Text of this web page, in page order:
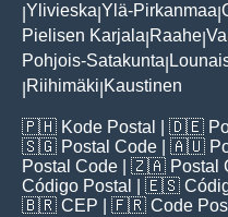
Ylivieska Ylä-Pirkanmaa
Pielisen Karjala Raahe
Pohjois-Satakunta
Riihimäki Kaustinen
🇵🇭 Kode Postal | 🇩🇪
🇸🇬 Postal Code | 🇦🇺
Postal Code | 🇿🇦 Postal
Código Postal
| 🇪🇸
🇧🇷 CEP | 🇫🇷 Code